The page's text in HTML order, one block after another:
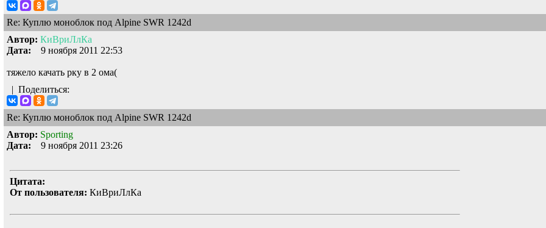
Re: Куплю моноблок под Alpine SWR 1242d
Автор: КиВриЛлКа
Дата: 9 ноября 2011 22:53
тяжело качать рку в 2 ома(
| Поделиться:
Re: Куплю моноблок под Alpine SWR 1242d
Автор: Sporting
Дата: 9 ноября 2011 23:26
Цитата:
От пользователя: КиВриЛлКа